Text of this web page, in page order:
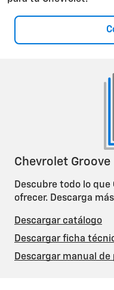
Chevrolet Groove
Descubre todo lo que
ofrecer. Descarga
Descargar catálogo
Descargar ficha
Descargar manual